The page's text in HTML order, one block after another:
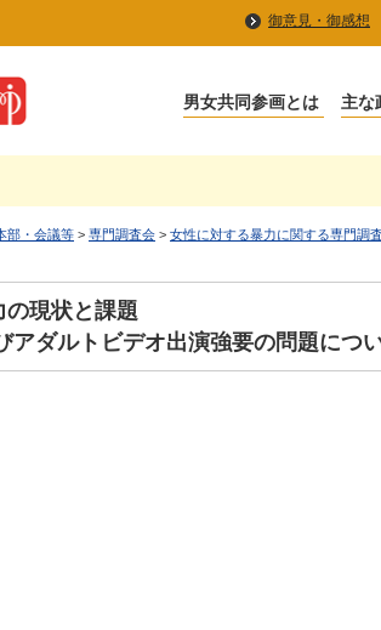
御意見・御感想
部・会議等 > 専門調査会 > 女性に対する暴力に関する専門調
現状と課題
ダルトビデオ出演強要の問題につ